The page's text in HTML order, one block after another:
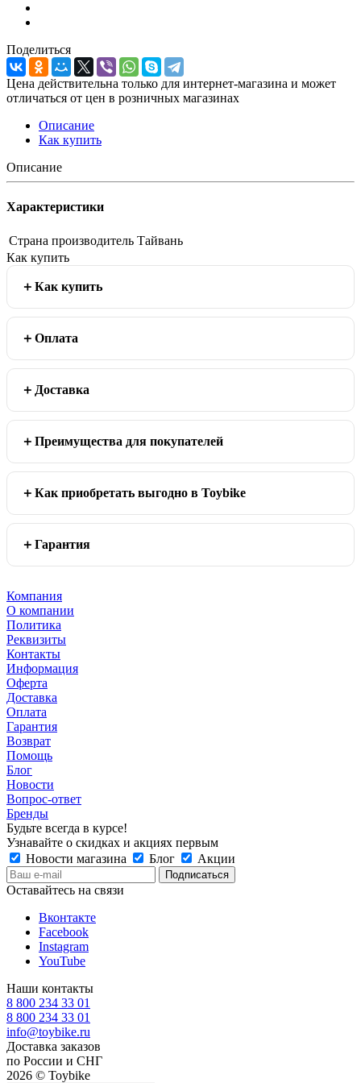
Поделиться
Цена действительна только для интернет-магазина и может
отличаться от цен в розничных магазинах
Описание
Как купить
Описание
Характеристики
Страна производитель Тайвань
Как купить
Как купить
Оплата
Доставка
Преимущества для покупателей
Как приобретать выгодно в Toybike
Гарантия
Компания
О компании
Политика
Реквизиты
Контакты
Информация
Оферта
Доставка
Оплата
Гарантия
Возврат
Помощь
Блог
Новости
Вопрос-ответ
Бренды
Будьте всегда в курсе!
Узнавайте о скидках и акциях первым
Новости магазина
Блог Акции
Оставайтесь на связи
Вконтакте
Facebook
Instagram
YouTube
Наши контакты
8 800 234 33 01
8 800 234 33 01
info@toybike.ru
Доставка заказов
по России и СНГ
2026 © Toybike